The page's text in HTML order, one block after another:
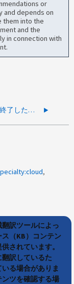
or
and depends on
them into the
and the
in connection with
サポートが終了したコネクタOSでPAYGOのライセンスは更新されますか？
訳ツールによっ
（KB）コンテン
されています。
訳しているた
る場合がありま
ツを確認する場